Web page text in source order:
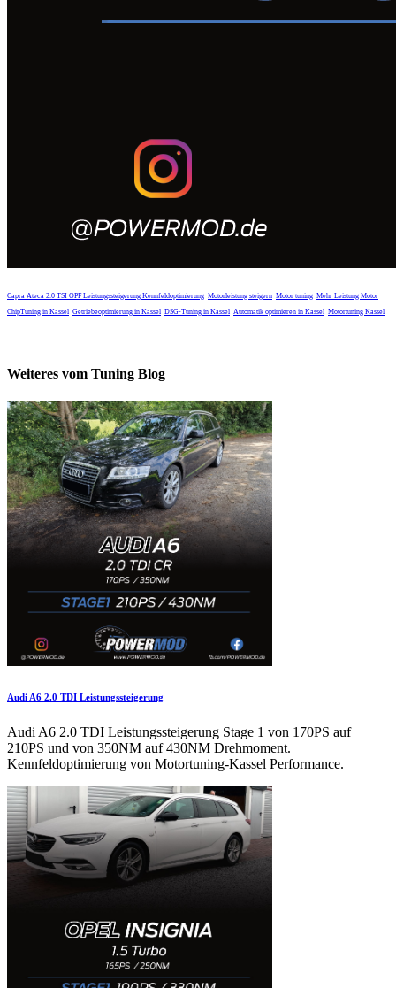
Capra Ateca 2.0 TSI OPF Leistungssteigerung Kennfeldoptimierung Motorleistung steigern Motor tuning Mehr Leistung Motor
ChipTuning in Kassel Getriebeoptimierung in Kassel DSG-Tuning in Kassel Automatik optimieren in Kassel Motortuning Kassel
Weiteres vom Tuning Blog
Audi A6 2.0 TDI Leistungssteigerung
Audi A6 2.0 TDI Leistungssteigerung Stage 1 von 170PS auf
210PS und von 350NM auf 430NM Drehmoment.
Kennfeldoptimierung von Motortuning-Kassel Performance.